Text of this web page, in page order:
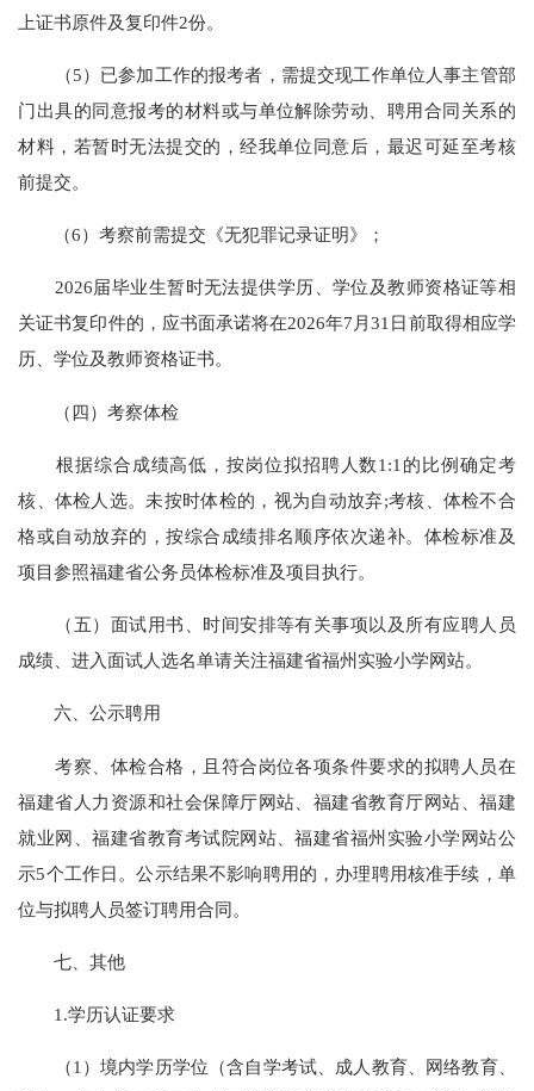
上证书原件及复印件2份。
（5）已参加工作的报考者，需提交现工作单位人事主管部
门出具的同意报考的材料或与单位解除劳动、聘用合同关系的
材料，若暂时无法提交的，经我单位同意后，最迟可延至考核
前提交。
（6）考察前需提交《无犯罪记录证明》；
2026届毕业生暂时无法提供学历、学位及教师资格证等相
关证书复印件的，应书面承诺将在2026年7月31日前取得相应学
历、学位及教师资格证书。
（四）考察体检
根据综合成绩高低，按岗位拟招聘人数1:1的比例确定考
核、体检人选。未按时体检的，视为自动放弃;考核、体检不合
格或自动放弃的，按综合成绩排名顺序依次递补。体检标准及
项目参照福建省公务员体检标准及项目执行。
（五）面试用书、时间安排等有关事项以及所有应聘人员
成绩、进入面试人选名单请关注福建省福州实验小学网站。
六、公示聘用
考察、体检合格，且符合岗位各项条件要求的拟聘人员在
福建省人力资源和社会保障厅网站、福建省教育厅网站、福建
就业网、福建省教育考试院网站、福建省福州实验小学网站公
示5个工作日。公示结果不影响聘用的，办理聘用核准手续，单
位与拟聘人员签订聘用合同。
七、其他
1.学历认证要求
（1）境内学历学位（含自学考试、成人教育、网络教育、